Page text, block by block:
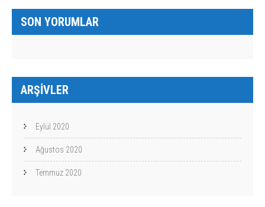
SON YORUMLAR
ARŞIVLER
Eylül 2020
Ağustos 2020
Temmuz 2020